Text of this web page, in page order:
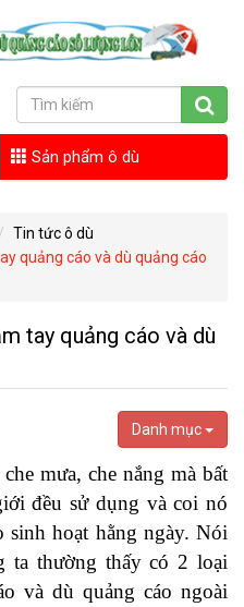
Sản phẩm ô dù
Tin tức ô dù
quảng cáo và dù quảng cáo
tay quảng cáo và dù
Danh mục
mưa, che nắng mà bất
đều sử dụng và coi nó
hoạt hằng ngày. Nói
ta thường thấy có 2 loại
và dù quảng cáo ngoài